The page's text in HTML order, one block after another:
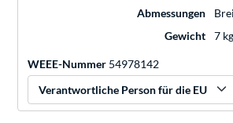
Abmessungen
Gewicht
7 kg
WEEE-Nummer 54978142
Verantwortliche Person für die EU